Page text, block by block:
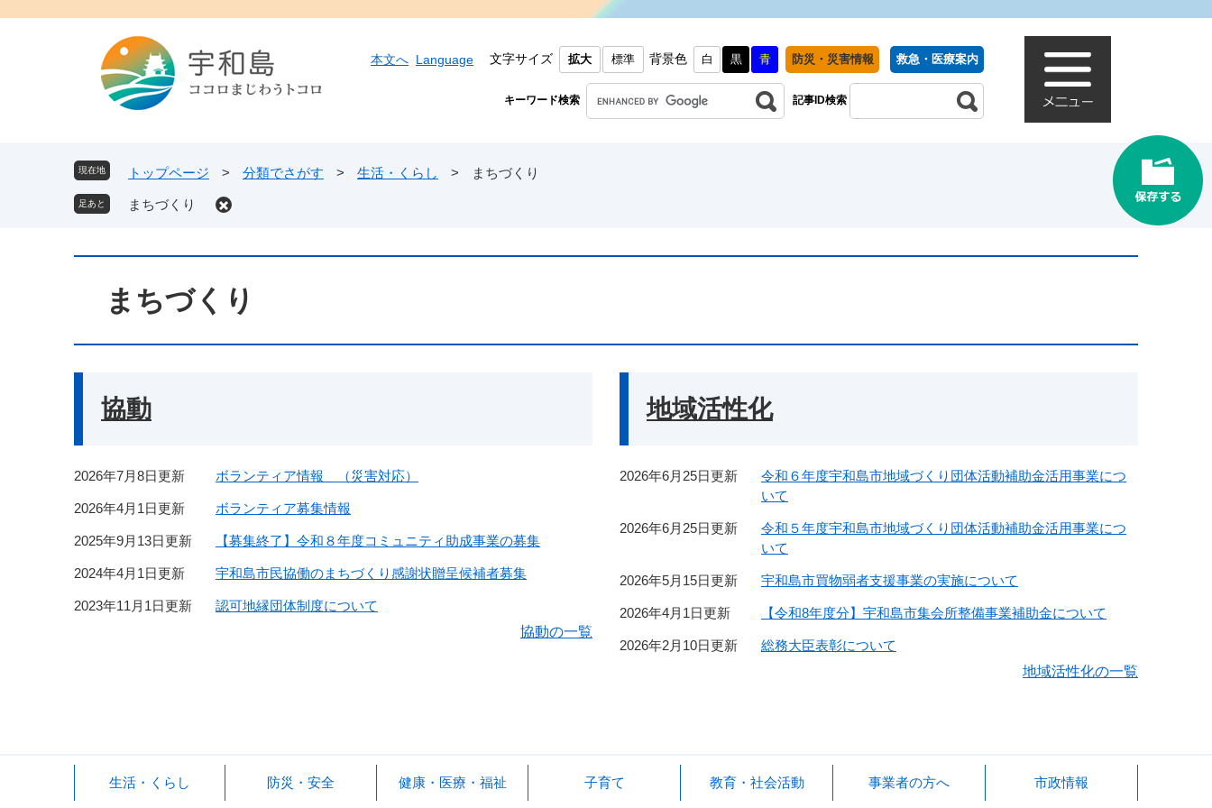
本文へ Language 文字サイズ 拡大 標準 背景色 白 黒 青 防災・災害情報 救急・医療案内
キーワード検索 記事ID検索
現在地 トップページ > 分類でさがす > 生活・くらし > まちづくり
まちづくり
まちづくり
協動
2026年7月8日更新 ボランティア情報 （災害対応）
2026年4月1日更新 ボランティア募集情報
2025年9月13日更新 【募集終了】令和８年度コミュニティ助成事業の募集
2024年4月1日更新 宇和島市民協働のまちづくり感謝状贈呈候補者募集
2023年11月1日更新
認可地縁団体制度について
協動の一覧
地域活性化
2026年6月25日更新
令和６年度宇和島市地域づくり団体活動補助金活用事業につ
いて
2026年6月25日更新
令和５年度宇和島市地域づくり団体活動補助金活用事業につ
いて
2026年5月15日更新 宇和島市買物弱者支援事業の実施について
2026年4月1日更新 【令和8年度分】宇和島市集会所整備事業補助金について
2026年2月10日更新
総務大臣表彰について
地域活性化の一覧
生活・くらし 防災・安全 健康・医療・福祉 子育て 教育・社会活動 事業者の方へ 市政情報